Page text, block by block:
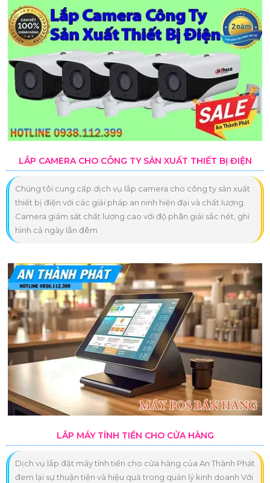
LẮP CAMERA CHO CÔNG TY SẢN XUẤT THIẾT BỊ ĐIỆN
Chúng tôi cung cấp dịch vụ lắp camera cho công ty sản xuất
thiết bị điện với các giải pháp an ninh hiện đại và chất lượng.
Camera giám sát chất lượng cao với độ phân giải sắc nét, ghi
hình cả ngày lẫn đêm
LẮP MÁY TÍNH TIỀN CHO CỬA HÀNG
Dịch vụ lắp đặt máy tính tiền cho cửa hàng của An Thành Phát
đem lại sự thuận tiện và hiệu quả trong quản lý kinh doanh Với